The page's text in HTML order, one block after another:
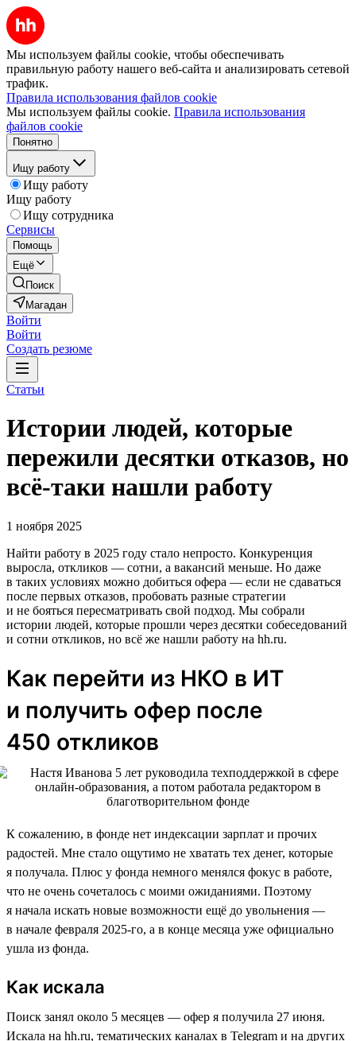
Мы используем файлы cookie, чтобы обеспечивать
правильную работу нашего веб-сайта и анализировать сетевой
трафик.
Правила использования файлов cookie
Мы используем файлы cookie. Правила использования
файлов cookie
Понятно
Ищу работу
Ищу работу
Ищу работу
Ищу сотрудника
Сервисы
Помощь
Ещё
Поиск
Магадан
Войти
Войти
Создать резюме
Статьи
Истории людей, которые
пережили десятки отказов, но
всё-таки нашли работу
1 ноября 2025
Найти работу в 2025 году стало непросто. Конкуренция
выросла, откликов — сотни, а вакансий меньше. Но даже
в таких условиях можно добиться офера — если не сдаваться
после первых отказов, пробовать разные стратегии
и не бояться пересматривать свой подход. Мы собрали
истории людей, которые прошли через десятки собеседований
и сотни откликов, но всё же нашли работу на hh.ru.
Как перейти из НКО в ИТ
и получить офер после
450 откликов
К сожалению, в фонде нет индексации зарплат и прочих
радостей. Мне стало ощутимо не хватать тех денег, которые
я получала. Плюс у фонда немного менялся фокус в работе,
что не очень сочеталось с моими ожиданиями. Поэтому
я начала искать новые возможности ещё до увольнения —
в начале февраля 2025-го, а в конце месяца уже официально
ушла из фонда.
Как искала
Поиск занял около 5 месяцев — офер я получила 27 июня.
Искала на hh.ru, тематических каналах в Telegram и на других